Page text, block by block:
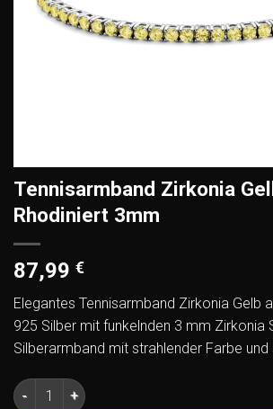
Tennisarmband Zirkonia
Rhodiniert 3mm
87,99 €
Elegantes Tennisarmband Zirkonia Gelb
925 Silber mit funkelnden 3 mm Zirkonia
Silberarmband mit strahlender Farbe
Tennisarmband Zirkonia Gelb 925 Silber